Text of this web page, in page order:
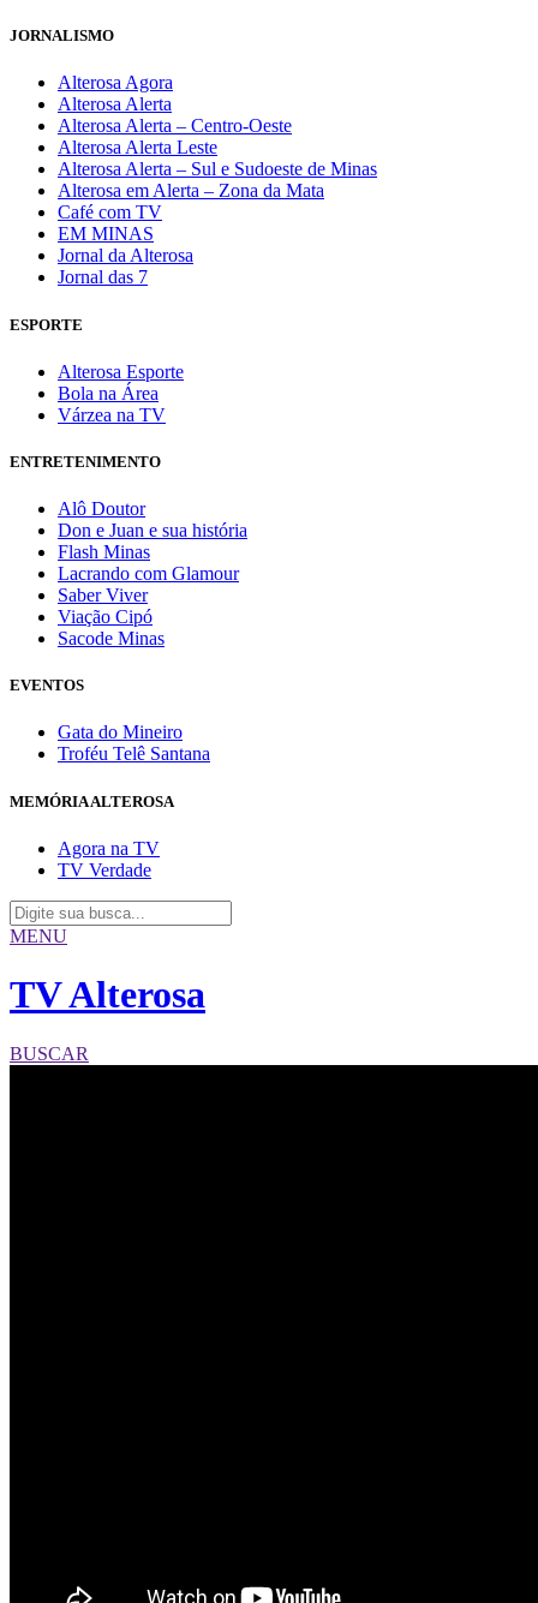
JORNALISMO
Alterosa Agora
Alterosa Alerta
Alterosa Alerta – Centro-Oeste
Alterosa Alerta Leste
Alterosa Alerta – Sul e Sudoeste de Minas
Alterosa em Alerta – Zona da Mata
Café com TV
EM MINAS
Jornal da Alterosa
Jornal das 7
ESPORTE
Alterosa Esporte
Bola na Área
Várzea na TV
ENTRETENIMENTO
Alô Doutor
Don e Juan e sua história
Flash Minas
Lacrando com Glamour
Saber Viver
Viação Cipó
Sacode Minas
EVENTOS
Gata do Mineiro
Troféu Telê Santana
MEMÓRIA ALTEROSA
Agora na TV
TV Verdade
MENU
TV Alterosa
BUSCAR